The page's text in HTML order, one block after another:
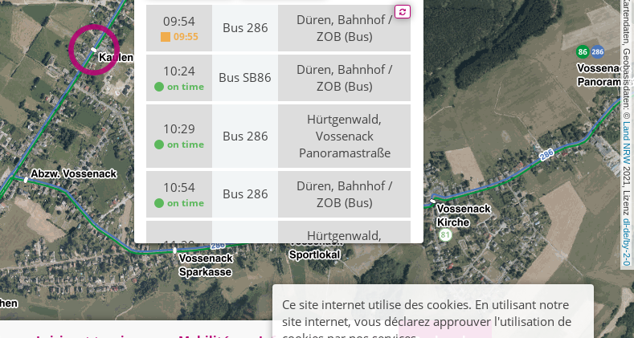
, Kartendaten, Geobasisdaten: ©
Land NRW
2021, Lizenz
dl-de/by-2-0
09:54
09:55
Bus 286
Düren, Bahnhof /
ZOB (Bus)
10:24
on time
Bus SB86
Düren, Bahnhof /
ZOB (Bus)
10:29
on time
Bus 286
Hürtgenwald,
Vossenack
Panoramastraße
10:54
on time
Bus 286
Düren, Bahnhof /
ZOB (Bus)
11:29
on time
Bus 286
Hürtgenwald,
Vossenack
Panoramastraße
11:51
on time
Bus 286
Düren, Bahnhof /
ZOB (Bus)
Ce site internet utilise des cookies. En utilisant notre
site internet, vous déclarez approuver l'utilisation de